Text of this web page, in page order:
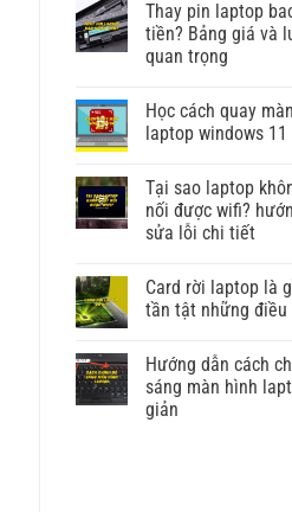
Thay pin laptop
tiền? Bảng giá và
quan trọng
Học cách quay
laptop windows 11
Tại sao laptop
nối được wifi?
sửa lỗi chi tiết
Card rời laptop là
tần tật những điều
Hướng dẫn cách
sáng màn hình
giản